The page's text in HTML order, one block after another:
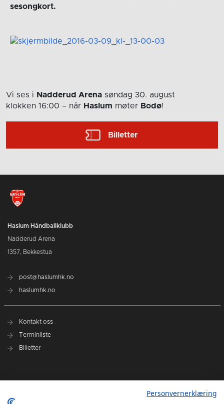
sesongkort.
Vi ses i Nadderud Arena søndag 30. august
klokken 16:00 – når Haslum møter Bodø!
Billetter
Haslum Håndballklubb
Nadderud Arena
1357, Bekkestua
post@haslumhk.no
haslumhk.no
Kontakt oss
Terminliste
Billetter
Personvernerklæring